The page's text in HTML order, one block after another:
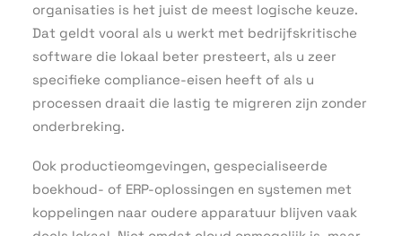
organisaties is het juist de meest logische keuze.
Dat geldt vooral als u werkt met bedrijfskritische
software die lokaal beter presteert, als u zeer
specifieke compliance-eisen heeft of als u
processen draait die lastig te migreren zijn zonder
onderbreking.
Ook productieomgevingen, gespecialiseerde
boekhoud- of ERP-oplossingen en systemen met
koppelingen naar oudere apparatuur blijven vaak